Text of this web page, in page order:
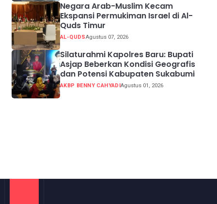
Negara Arab-Muslim Kecam
Ekspansi Permukiman Israel di Al-
Quds Timur
AL-QUDSAgustus 07, 2026
Silaturahmi Kapolres Baru: Bupati
Asjap Beberkan Kondisi Geografis
dan Potensi Kabupaten Sukabumi
AKBP BENNY CAHYADIAgustus 01, 2026